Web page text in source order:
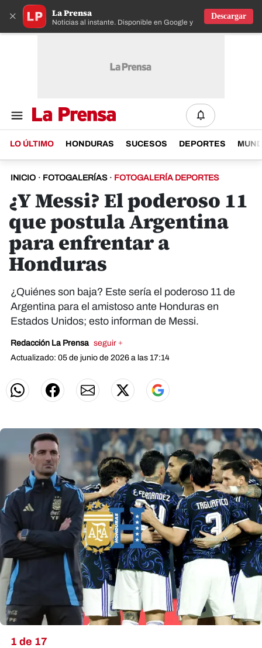
× La Prensa
Noticias al instante. Disponible en Google y IOS
Descargar
LO ÚLTIMO HONDURAS SUCESOS DEPORTES
INICIO · FOTOGALERÍAS · FOTOGALERÍA DEPORTES
¿Y Messi? El poderoso 11
que postula Argentina
para enfrentar a
Honduras
¿Quiénes son baja? Este sería el poderoso 11 de
Argentina para el amistoso ante Honduras en
Estados Unidos; esto informan de Messi.
Redacción La Prensa seguir +
Actualizado: 05 de junio de 2026 a las 17:14
1 de 17
X